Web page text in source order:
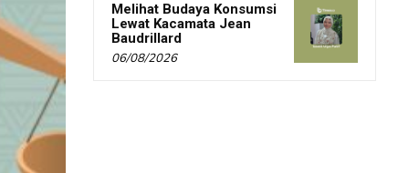
Melihat Budaya Konsumsi
Lewat Kacamata Jean
Baudrillard
06/08/2026